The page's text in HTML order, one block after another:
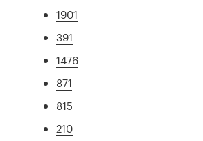
1901
391
1476
871
815
210